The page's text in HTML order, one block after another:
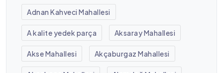
Adnan Kahveci Mahallesi
A kalite yedek parça Aksaray Mahallesi
Akse Mahallesi Akçaburgaz Mahallesi